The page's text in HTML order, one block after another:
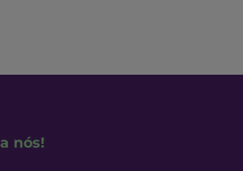
nós!